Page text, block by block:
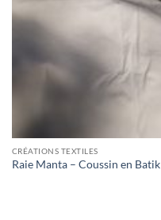
CRÉATIONS TEXTILES
Raie Manta – Coussin en Batik